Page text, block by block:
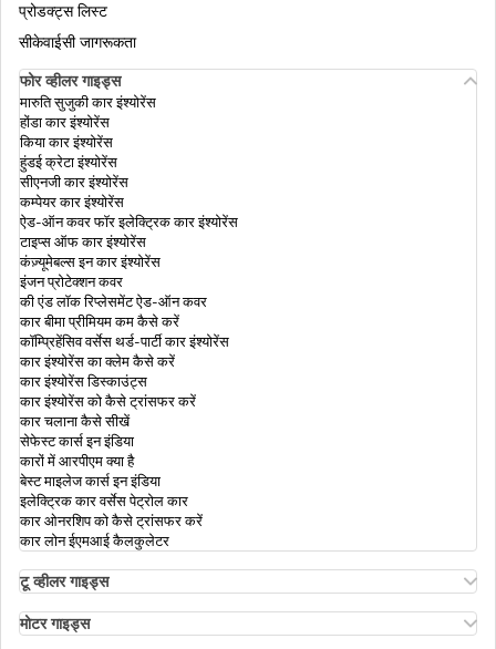
आधार में बायोमेट्रिक अनलॉक
आधार अपडेट के इतिहास की जांच कैसे करे
आधार कार्ड वेरिफ़िकेशन
कैसे पता करें कि कौन सा मोबाइल नंबर आधार से लिंक है
आधार कार्ड को डीमैट खाते से कैसे लिंक करें
प्रोडक्ट्स लिस्ट
सीकेवाईसी जागरूकता
फोर व्हीलर गाइड्स
मारुति सुजुकी कार इंश्योरेंस
होंडा कार इंश्योरेंस
किया कार इंश्योरेंस
हुंडई क्रेटा इंश्योरेंस
सीएनजी कार इंश्योरेंस
कम्पेयर कार इंश्योरेंस
ऐड-ऑन कवर फॉर इलेक्ट्रिक कार इंश्योरेंस
टाइप्स ऑफ कार इंश्योरेंस
कंज़्यूमेबल्स इन कार इंश्योरेंस
इंजन प्रोटेक्शन कवर
की एंड लॉक रिप्लेसमेंट ऐड-ऑन कवर
कार बीमा प्रीमियम कम कैसे करें
कॉम्प्रिहेंसिव वर्सेस थर्ड-पार्टी कार इंश्योरेंस
कार इंश्योरेंस का क्लेम कैसे करें
कार इंश्योरेंस डिस्काउंट्स
कार इंश्योरेंस को कैसे ट्रांसफर करें
कार चलाना कैसे सीखें
सेफेस्ट कार्स इन इंडिया
कारों में आरपीएम क्या है
बेस्ट माइलेज कार्स इन इंडिया
इलेक्ट्रिक कार वर्सेस पेट्रोल कार
कार ओनरशिप को कैसे ट्रांसफर करें
कार लोन ईएमआई कैलकुलेटर
टू व्हीलर गाइड्स
अथर एनर्जी बाइक इंश्योरेंस
मोटर गाइड्स